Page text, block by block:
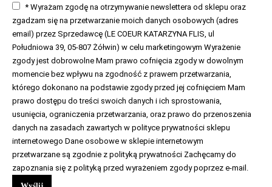
* Wyrażam zgodę na otrzymywanie newslettera od sklepu oraz
zgadzam się na przetwarzanie moich danych osobowych (adres
email) przez Sprzedawcę (LE COEUR KATARZYNA FLIS, ul
Południowa 39, 05-807 Żółwin) w celu marketingowym Wyrażenie
zgody jest dobrowolne Mam prawo cofnięcia zgody w dowolnym
momencie bez wpływu na zgodność z prawem przetwarzania,
którego dokonano na podstawie zgody przed jej cofnięciem Mam
prawo dostępu do treści swoich danych i ich sprostowania,
usunięcia, ograniczenia przetwarzania, oraz prawo do przenoszenia
danych na zasadach zawartych w polityce prywatności sklepu
internetowego Dane osobowe w sklepie internetowym
przetwarzane są zgodnie z polityką prywatności Zachęcamy do
zapoznania się z polityką przed wyrażeniem zgody poprzez e-mail.